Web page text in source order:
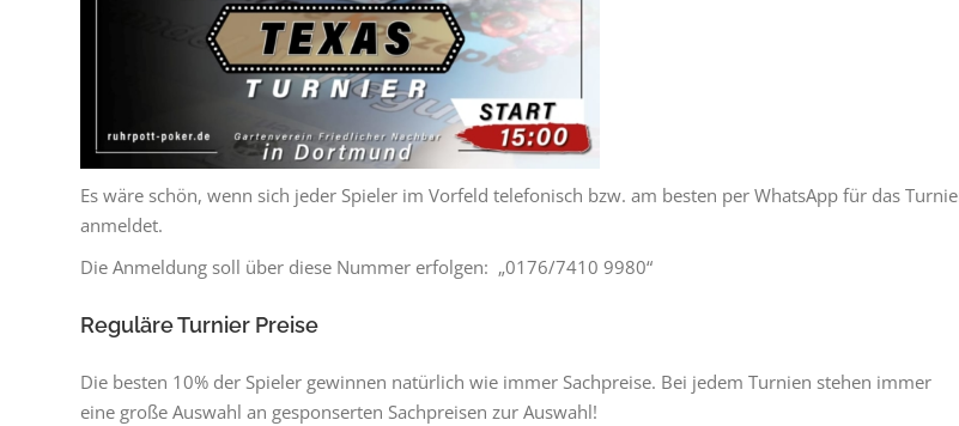
Es wäre schön, wenn sich jeder Spieler im Vorfeld telefonisch bzw. am besten per WhatsApp für das
anmeldet.
Die Anmeldung soll über diese Nummer erfolgen: „0176/7410 9980“
Reguläre Turnier Preise
Die besten 10% der Spieler gewinnen natürlich wie immer Sachpreise. Bei jedem Turnien stehen immer
eine große Auswahl an gesponserten Sachpreisen zur Auswahl!